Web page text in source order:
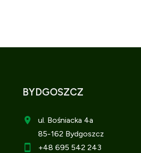
BYDGOSZCZ
ul. Bośniacka 4a
85-162 Bydgoszcz
+48 695 542 243